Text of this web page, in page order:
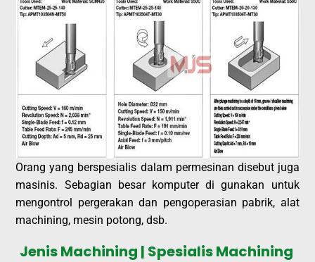
Orang yang berspesialis dalam permesinan disebut juga
masinis. Sebagian besar komputer di gunakan untuk
mengontrol pergerakan dan pengoperasian pabrik, alat
machining, mesin potong, dsb.
Jenis Machining | Spesialis Machining